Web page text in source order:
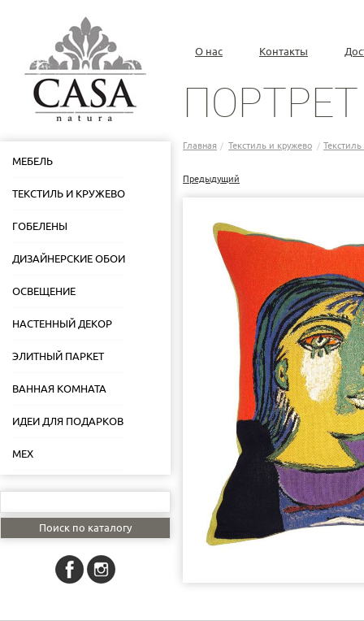
МЕБЕЛЬ
ТЕКСТИЛЬ И КРУЖЕВО
ГОБЕЛЕНЫ
ДИЗАЙНЕРСКИЕ ОБОИ
ОСВЕЩЕНИЕ
НАСТЕННЫЙ ДЕКОР
ЭЛИТНЫЙ ПАРКЕТ
ВАННАЯ КОМНАТА
ИДЕИ ДЛЯ ПОДАРКОВ
МЕХ
О нас Контакты
Главная / Текстиль и кружево / Текстиль
Предыдущий